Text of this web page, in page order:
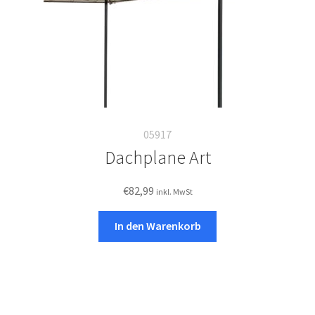
05917
Dachplane Art
€82,99 inkl. MwSt
In den Warenkorb